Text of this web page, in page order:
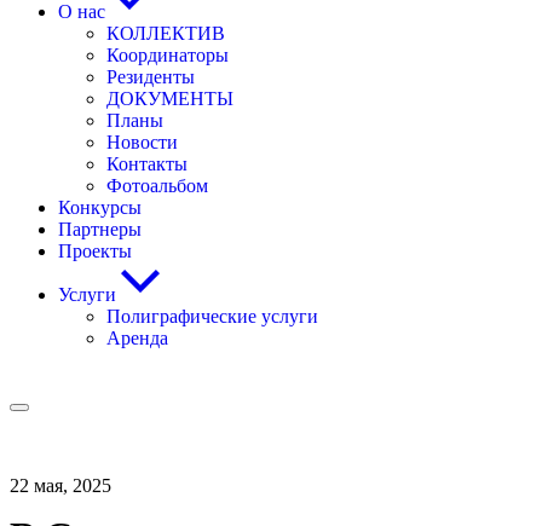
О нас
КОЛЛЕКТИВ
Координаторы
Резиденты
ДОКУМЕНТЫ
Планы
Новости
Контакты
Фотоальбом
Конкурсы
Партнеры
Проекты
Услуги
Полиграфические услуги
Аренда
22 мая, 2025